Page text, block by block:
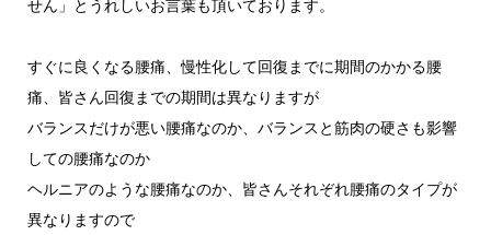
せん」とうれしいお言葉も頂いております。
すぐに良くなる腰痛、慢性化して回復までに期間のかかる腰
痛、皆さん回復までの期間は異なりますが
バランスだけが悪い腰痛なのか、バランスと筋肉の硬さも影響
しての腰痛なのか
ヘルニアのような腰痛なのか、皆さんそれぞれ腰痛のタイプが
異なりますので